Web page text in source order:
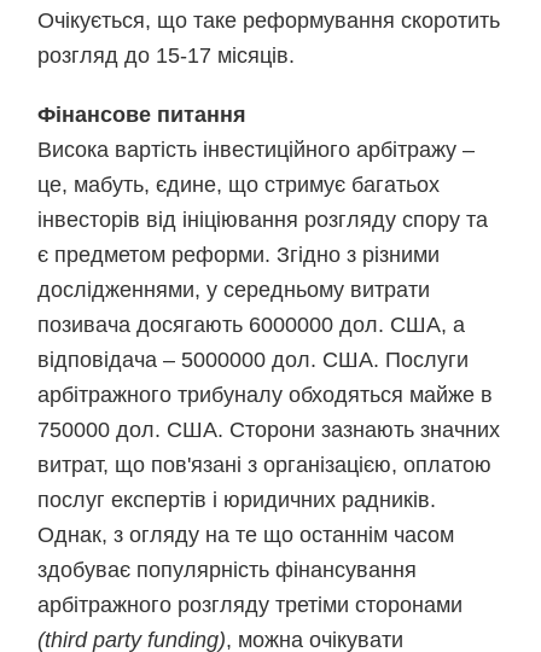
Очікується, що таке реформування скоротить
розгляд до 15-17 місяців.
Фінансове питання
Висока вартість інвестиційного арбітражу –
це, мабуть, єдине, що стримує багатьох
інвесторів від ініціювання розгляду спору та
є предметом реформи. Згідно з різними
дослідженнями, у середньому витрати
позивача досягають 6000000 дол. США, а
відповідача – 5000000 дол. США. Послуги
арбітражного трибуналу обходяться майже в
750000 дол. США. Сторони зазнають значних
витрат, що пов'язані з організацією, оплатою
послуг експертів і юридичних радників.
Однак, з огляду на те що останнім часом
здобуває популярність фінансування
арбітражного розгляду третіми сторонами
(third party funding), можна очікувати